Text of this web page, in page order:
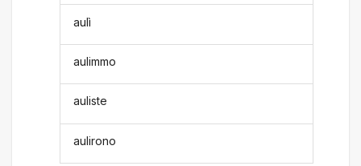
aulì
aulimmo
auliste
aulirono